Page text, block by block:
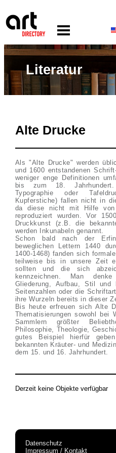
Literatur
Alte Drucke
Als "Alte Drucke" werden
und 1600 entstandenen
weniger enge Definitionen
bis zum 18.
Typographie oder
Kupferstiche) fallen nicht in
da diese nicht mit Hilfe von
reproduziert wurden. Vor
Druckkunst (z.B. die
werden Inkunabeln genannt.
Schon bald nach der
beweglichen Lettern 1440
1400-1468) fanden sich
teilweise bis in unsere Zeit
sollten und die sich
kennzeichnen. Man
Gliederung, Aufbau, Stil
Seitenzahlen oder die
ihre Wurzeln bereits in dieser
Bis heute erfreuen sich Alte
Thematisierungen sowohl bei
Sammlern größter
Philosophie, Theologie,
gutes Beispiel hierfür
bekannten Kräuter- und
dem 15. und 16. Jahrhundert.
Derzeit keine Objekte verfügbar
Datenschutz
Impressum / Kontakt